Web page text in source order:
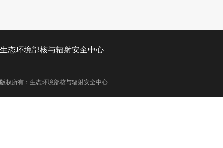
生态环境部核与辐射安全中心
版权所有：生态环境部核与辐射安全中心